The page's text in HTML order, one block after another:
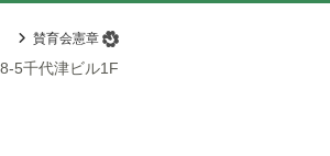
賛育会憲章
5千代津ビル1F